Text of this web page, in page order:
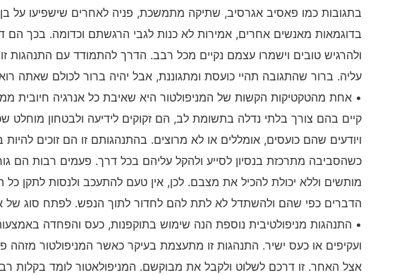
בתגובות כמו פאסיב אגרסיב, שתיקה מתמשכת, פניה לאחרים שישפיעו על בן
בדוגמאות מאנשים אחרים, אמירות לא כנות לגבי הרגשתם וכדומה. בכך הם
ולהרגיש טובים וישמרו עצמם נקיים מכל רבב. הדרך להתמודד עם התנהגות
עליה. ברור שהתגובה תהיי כועסת ומתגוננת, אבל יהיה ברור לכולם שאתה
• אחת מהטקטיקות הקשות של המניפולטור היא שאיבת כל אנרגיה חיובית
קיים בהם צורך בלתי נדלה בתשומת לב, הם זקוקים לידיעה ולבטחון מוחלט
ויודעים שהם כועסים, אומללים או לא מרוצים. בהתנהגותם זו הם זוכים
כשהסביבה מתרכזת בנסיון לסייע ולהקל עליהם בכל דרך. פעמים רבות הם
מותשים וללא יכולת להכיל את מצבם. לכן, אין טעם להתעכב ולנסות לתקן
הדברים כפי שהם ולהשתדל לא לתת להם לחדור לתוך הנפש. לפתח סוג של
• התנהגות מניפולטיבית נוספת הנה שימוש בתוקפנות, כעס והפחדה
ועקיפים או כעס ישיר. התנהגות זו מתעצמת בעיקר כאשר המניפולטור מזהה
אצל האחר. זו דרכם לשלוט ולקבל את מבוקשם. המניפולאטור לומד בקלות